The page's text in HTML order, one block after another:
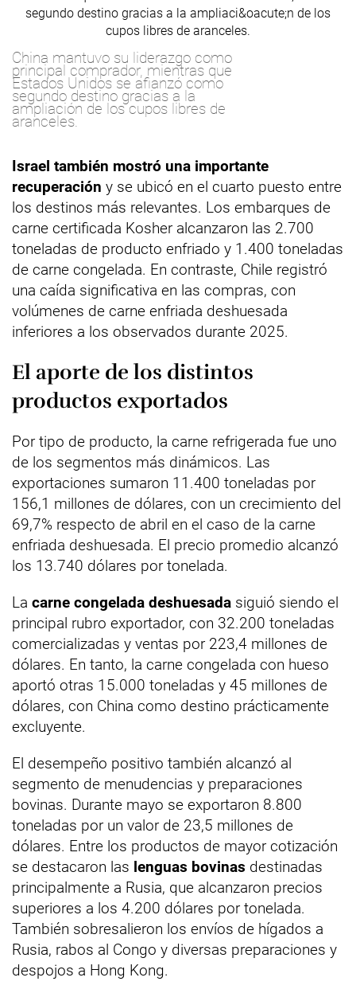
China mantuvo su liderazgo como
principal comprador, mientras que
Estados Unidos se afianzó como
segundo destino gracias a la
ampliación de los cupos libres de
aranceles.
Israel también mostró una importante
recuperación y se ubicó en el cuarto puesto entre
los destinos más relevantes. Los embarques de
carne certificada Kosher alcanzaron las 2.700
toneladas de producto enfriado y 1.400 toneladas
de carne congelada. En contraste, Chile registró
una caída significativa en las compras, con
volúmenes de carne enfriada deshuesada
inferiores a los observados durante 2025.
El aporte de los distintos
productos exportados
Por tipo de producto, la carne refrigerada fue uno
de los segmentos más dinámicos. Las
exportaciones sumaron 11.400 toneladas por
156,1 millones de dólares, con un crecimiento del
69,7% respecto de abril en el caso de la carne
enfriada deshuesada. El precio promedio alcanzó
los 13.740 dólares por tonelada.
La carne congelada deshuesada siguió siendo el
principal rubro exportador, con 32.200 toneladas
comercializadas y ventas por 223,4 millones de
dólares. En tanto, la carne congelada con hueso
aportó otras 15.000 toneladas y 45 millones de
dólares, con China como destino prácticamente
excluyente.
El desempeño positivo también alcanzó al
segmento de menudencias y preparaciones
bovinas. Durante mayo se exportaron 8.800
toneladas por un valor de 23,5 millones de
dólares. Entre los productos de mayor cotización
se destacaron las lenguas bovinas destinadas
principalmente a Rusia, que alcanzaron precios
superiores a los 4.200 dólares por tonelada.
También sobresalieron los envíos de hígados a
Rusia, rabos al Congo y diversas preparaciones y
despojos a Hong Kong.